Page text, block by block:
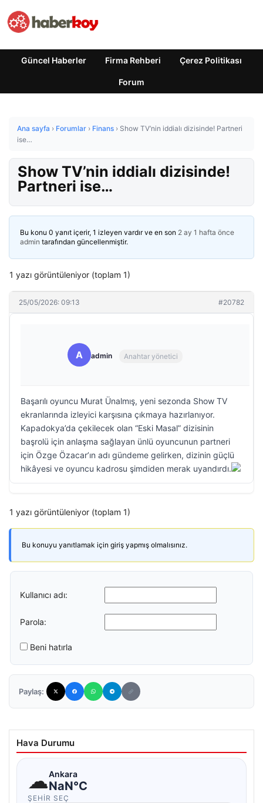
Güncel Haberler Firma Rehberi Çerez Politikası
Forum
Ana sayfa › Forumlar › Finans › Show TV’nin iddialı dizisinde! Partneri
ise…
Show TV’nin iddialı dizisinde!
Partneri ise…
Bu konu 0 yanıt içerir, 1 izleyen vardır ve en son 2 ay 1 hafta önce
admin tarafından güncellenmiştir.
1 yazı görüntüleniyor (toplam 1)
25/05/2026: 09:13 #20782
A admin Anahtar yönetici
Başarılı oyuncu Murat Ünalmış, yeni sezonda Show TV
ekranlarında izleyici karşısına çıkmaya hazırlanıyor.
Kapadokya’da çekilecek olan “Eski Masal” dizisinin
başrolü için anlaşma sağlayan ünlü oyuncunun partneri
için Özge Özacar’ın adı gündeme gelirken, dizinin güçlü
hikâyesi ve oyuncu kadrosu şimdiden merak uyandırdı.
1 yazı görüntüleniyor (toplam 1)
Bu konuyu yanıtlamak için giriş yapmış olmalısınız.
Kullanıcı adı:
Parola:
Beni hatırla
Paylaş:
Hava Durumu
☁Ankara
NaN°C
ŞEHIR SEÇ